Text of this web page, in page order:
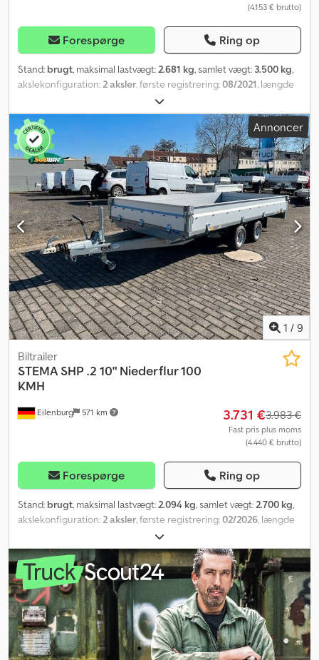
(4.153 € brutto)
Forespørge Ring op
Stand: brugt, maksimal lastvægt: 2.681 kg, samlet vægt: 3.500 kg,
akslekonfiguration: 2 aksler, første registrering:08/2021 , længde
, læsningsbredde:
200 mm, samlet bredde:2.400 mm, total højde:2.100 mm,
Autotransportopbygning, varmgalvaniseret, V-trækstang,
skovlhylde, 20 cm høje svejsede sider, gangbare stålskærme, 4
surringsprofiler per side, gulv af alu-dørkplade, bagrampe,
"Stema/Knott" aksel(er), støddæmpere, heavy-duty støttehjul,
påløbsbremse, håndbremse, køretøjet kan være påsat eller
påtrykt reklame. SI86465 Vores tilbud er som udgangspunkt uden
ny synsgodkendelse (TÜV). Hvis ny TÜV-godkendelse ønskes,
udarbejder vi gerne et tilbud fra vores samarbejdsværksteder!
Køretøjet kan være påsat eller påtrykt reklame. Vores generelle
leverings- og betalingsbetingelser gælder. Vi udarbejder gerne et
finansierings- eller leasingtilbud til denne enhed. Kontakt os
endelig! Dcsdpfxjy Nu Rvo Ankok
Annoncer
1 / 9
Eilenburg 571 km
Biltrailer
STEMA SHP .2 10" Niederflur 100
KMH
3.731 €3.983 €
Fast pris plus moms
(4.440 € brutto)
Forespørge Ring op
Stand: brugt, maksimal lastvægt:2.094 kg, samlet vægt:2.700 kg,
akslekonfiguration:2 aksler, første registrering:02/2026, længde
, læsningsbredde:
350 mm, samlet bredde:1.960 mm, total højde:1.020 mm, A12
GW26NG000301 Høj-laster tandemtrailer, fabrikat STEMA, type
SySTEMA SH .2, samlet vægt: 2.700 kg, Djdpeym Igwsfx Ankeck Høj-
laster med lavramme, 4,01 m x 1,83 m, 10" dæk, 100 km/t Læsehøjde:
600 mm Der tages forbehold for fejl og mellemsalg.